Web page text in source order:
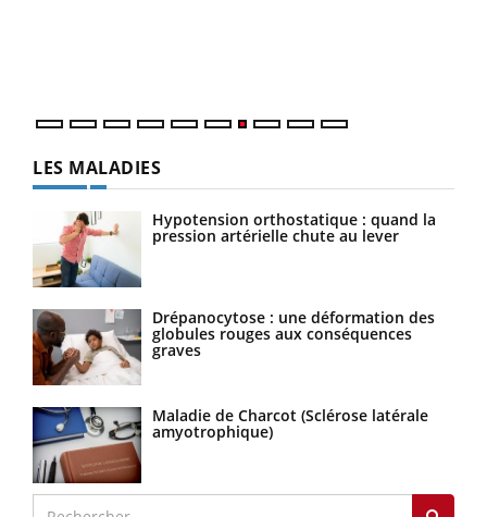
LES MALADIES
Hypotension orthostatique : quand la
pression artérielle chute au lever
Drépanocytose : une déformation des
globules rouges aux conséquences
graves
Maladie de Charcot (Sclérose latérale
amyotrophique)